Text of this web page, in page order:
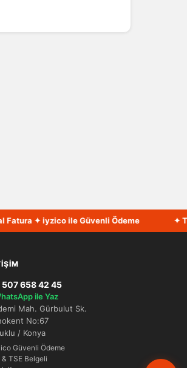
✦ iyzico ile Güvenli Ödeme ✦
507 658 42 45
ile Yaz
Mah. Gürbulut Sk.
No:67
/ Konya
Güvenli Ödeme
& TSE Belgeli